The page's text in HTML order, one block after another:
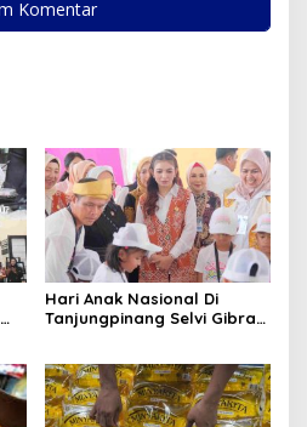
Hari Anak Nasional Di
Tanjungpinang Selvi Gibran